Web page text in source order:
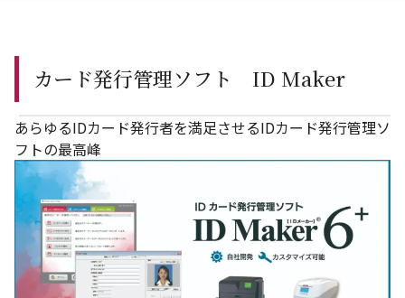
カード発行管理ソフト ID Maker
あらゆるIDカード発行者を満足させるIDカード発行管理ソ
フトの最高峰